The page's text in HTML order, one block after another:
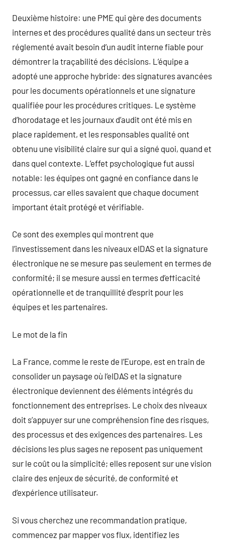
Deuxième histoire: une PME qui gère des documents
internes et des procédures qualité dans un secteur très
réglementé avait besoin d’un audit interne fiable pour
démontrer la traçabilité des décisions. L’équipe a
adopté une approche hybride: des signatures avancées
pour les documents opérationnels et une signature
qualifiée pour les procédures critiques. Le système
d’horodatage et les journaux d’audit ont été mis en
place rapidement, et les responsables qualité ont
obtenu une visibilité claire sur qui a signé quoi, quand et
dans quel contexte. L’effet psychologique fut aussi
notable: les équipes ont gagné en confiance dans le
processus, car elles savaient que chaque document
important était protégé et vérifiable.
Ce sont des exemples qui montrent que
l’investissement dans les niveaux eIDAS et la signature
électronique ne se mesure pas seulement en termes de
conformité; il se mesure aussi en termes d’efficacité
opérationnelle et de tranquillité d’esprit pour les
équipes et les partenaires.
Le mot de la fin
La France, comme le reste de l’Europe, est en train de
consolider un paysage où l’eIDAS et la signature
électronique deviennent des éléments intégrés du
fonctionnement des entreprises. Le choix des niveaux
doit s’appuyer sur une compréhension fine des risques,
des processus et des exigences des partenaires. Les
décisions les plus sages ne reposent pas uniquement
sur le coût ou la simplicité; elles reposent sur une vision
claire des enjeux de sécurité, de conformité et
d’expérience utilisateur.
Si vous cherchez une recommandation pratique,
commencez par mapper vos flux, identifiez les